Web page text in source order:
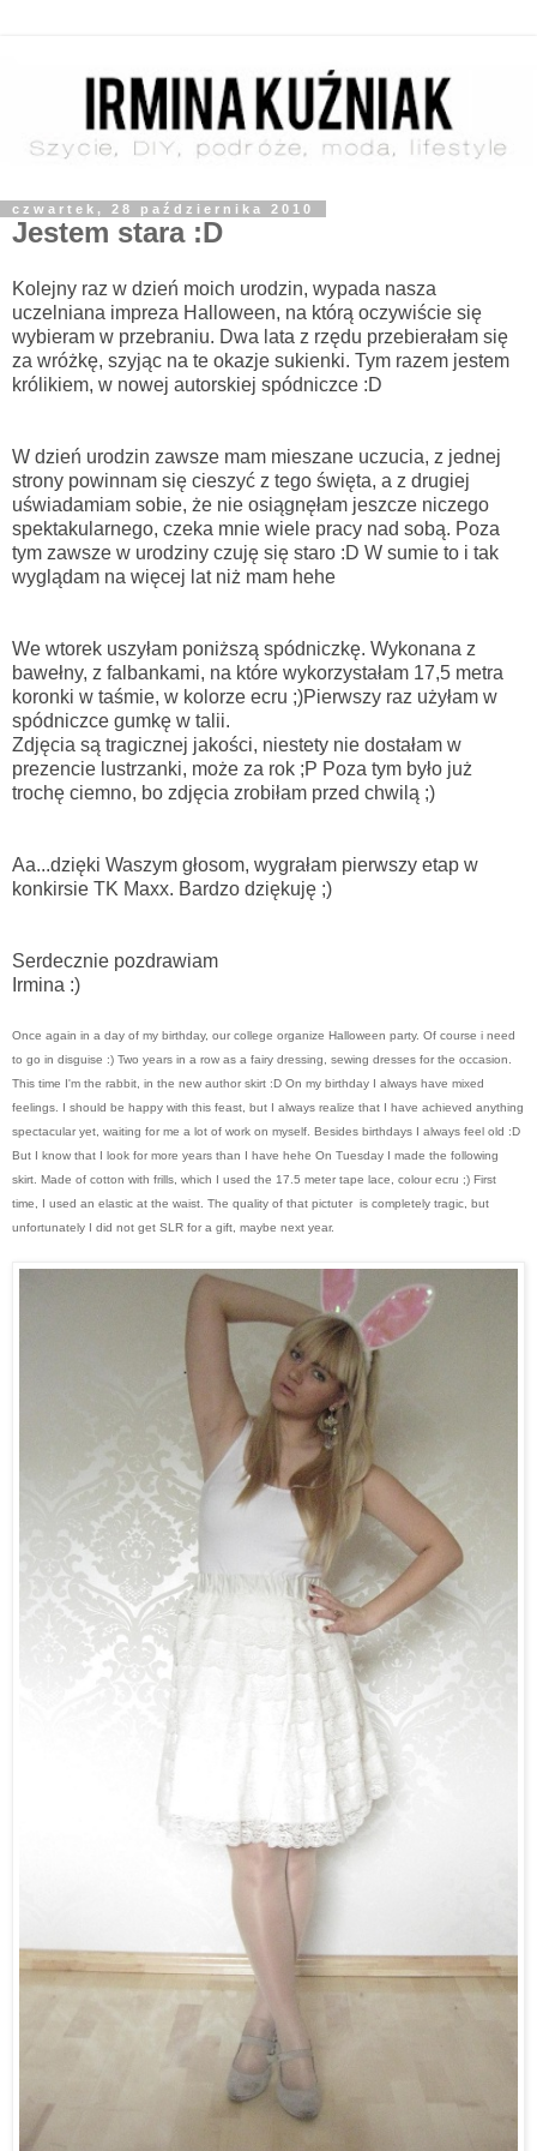
czwartek, 28 października 2010
Jestem stara :D
Kolejny raz w dzień moich urodzin, wypada nasza
uczelniana impreza Halloween, na którą oczywiście się
wybieram w przebraniu. Dwa lata z rzędu przebierałam się
za wróżkę, szyjąc na te okazje sukienki. Tym razem jestem
królikiem, w nowej autorskiej spódniczce :D
W dzień urodzin zawsze mam mieszane uczucia, z jednej
strony powinnam się cieszyć z tego święta, a z drugiej
uświadamiam sobie, że nie osiągnęłam jeszcze niczego
spektakularnego, czeka mnie wiele pracy nad sobą. Poza
tym zawsze w urodziny czuję się staro :D W sumie to i tak
wyglądam na więcej lat niż mam hehe
We wtorek uszyłam poniższą spódniczkę. Wykonana z
bawełny, z falbankami, na które wykorzystałam 17,5 metra
koronki w taśmie, w kolorze ecru ;)Pierwszy raz użyłam w
spódniczce gumkę w talii.
Zdjęcia są tragicznej jakości, niestety nie dostałam w
prezencie lustrzanki, może za rok ;P Poza tym było już
trochę ciemno, bo zdjęcia zrobiłam przed chwilą ;)
Aa...dzięki Waszym głosom, wygrałam pierwszy etap w
konkirsie TK Maxx. Bardzo dziękuję ;)
Serdecznie pozdrawiam
Irmina :)
Once again in a day of my birthday, our college organize Halloween party. Of course i need
to go in disguise :) Two years in a row as a fairy dressing, sewing dresses for the occasion.
This time I'm the rabbit, in the new author skirt :D On my birthday I always have mixed
feelings. I should be happy with this feast, but I always realize that I have achieved anything
spectacular yet, waiting for me a lot of work on myself. Besides birthdays I always feel old :D
But I know that I look for more years than I have hehe On Tuesday I made the following
skirt. Made of cotton with frills, which I used the 17.5 meter tape lace, colour ecru ;) First
time, I used an elastic at the waist. The quality of that pictuter is completely tragic, but
unfortunately I did not get SLR for a gift, maybe next year.